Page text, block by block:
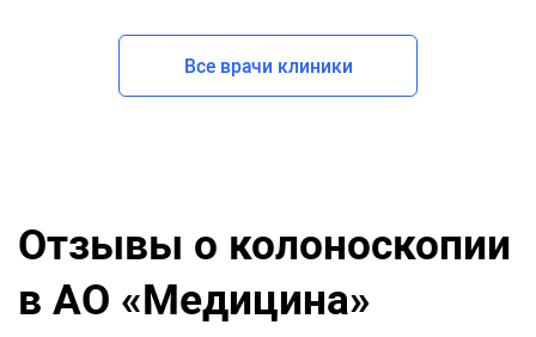
Все врачи клиники
Отзывы о колоноскопии
в АО «Медицина»